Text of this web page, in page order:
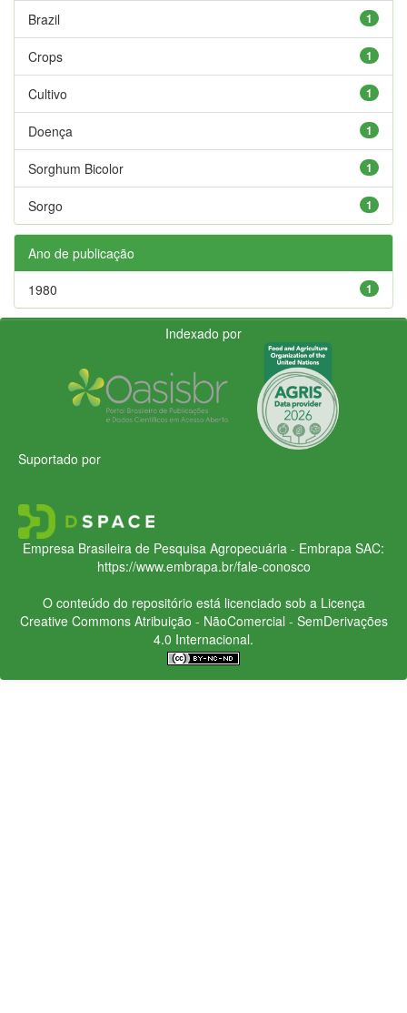
1
Brazil
1
Crops
1
Cultivo
1
Doença
1
Sorghum Bicolor
1
Sorgo
Ano de publicação
1
1980
Indexado por
Suportado por
Empresa Brasileira de Pesquisa Agropecuária - Embrapa SAC:
https://www.embrapa.br/fale-conosco
O conteúdo do repositório está licenciado sob a Licença
Creative CommonsAtribuição - NãoComercial - SemDerivações
4.0 Internacional.